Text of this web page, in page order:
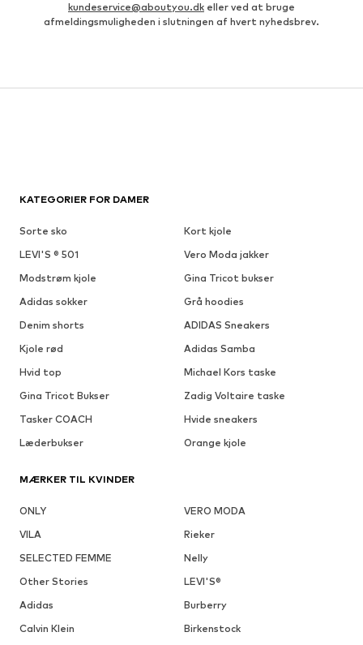
kundeservice@aboutyou.dk eller ved at bruge
afmeldingsmuligheden i slutningen af hvert nyhedsbrev.
KATEGORIER FOR DAMER
Sorte sko
Kort kjole
LEVI'S ® 501
Vero Moda jakker
Modstrøm kjole
Gina Tricot bukser
Adidas sokker
Grå hoodies
Denim shorts
ADIDAS Sneakers
Kjole rød
Adidas Samba
Hvid top
Michael Kors taske
Gina Tricot Bukser
Zadig Voltaire taske
Tasker COACH
Hvide sneakers
Læderbukser
Orange kjole
MÆRKER TIL KVINDER
ONLY
VERO MODA
VILA
Rieker
SELECTED FEMME
Nelly
Other Stories
LEVI'S®
Adidas
Burberry
Calvin Klein
Birkenstock